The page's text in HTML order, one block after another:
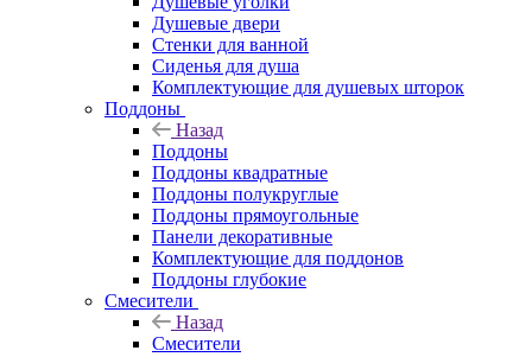
Душевые двери
Стенки для ванной
Сиденья для душа
Комплектующие для душевых шторок
Поддоны
Назад
Поддоны
Поддоны квадратные
Поддоны полукруглые
Поддоны прямоугольные
Панели декоративные
Комплектующие для поддонов
Поддоны глубокие
Смесители
Назад
Смесители